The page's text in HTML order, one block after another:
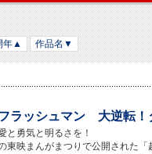
年▲ 作品名▼
ラッシュマン 大逆転！
と勇気と明るさを！
東映まんがまつりで公開された